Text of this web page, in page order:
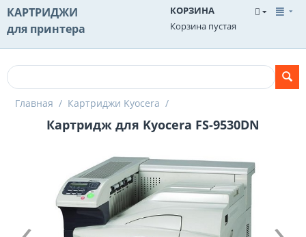
КАРТРИДЖИ
для принтера
КОРЗИНА
Корзина пустая
Главная / Картриджи Kyocera /
Картридж для Kyocera FS-9530DN